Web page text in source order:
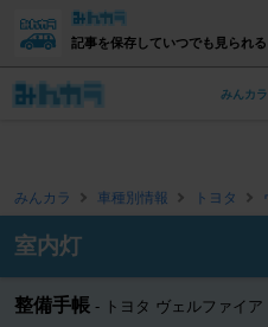
記事を保存していつでも見られる
みんカ
みんカラ 車種別情報 トヨタ
室内灯
整備手帳 トヨタ ヴェルファイア